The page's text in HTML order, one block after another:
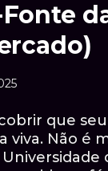
que
viva. Não é